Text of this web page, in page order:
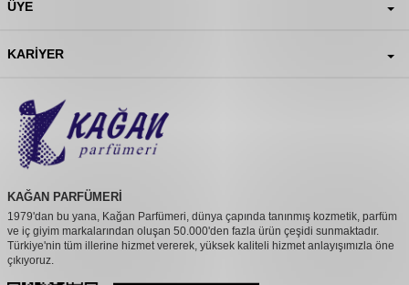
ÜYE
KARIYER
KAĞAN PARFÜMERİ
1979'dan bu yana, Kağan Parfümeri, dünya çapında tanınmış kozmetik, parfüm
ve iç giyim markalarından oluşan 50.000'den fazla ürün çeşidi sunmaktadır.
Türkiye'nin tüm illerine hizmet vererek, yüksek kaliteli hizmet anlayışımızla öne
çıkıyoruz.